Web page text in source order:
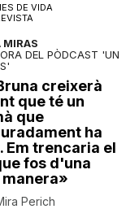
DE VIDA
MIRAS
DEL PÒDCAST 'UN
creixerà
que té un
que
ha
Em trencaria el
fos d'una
Perich